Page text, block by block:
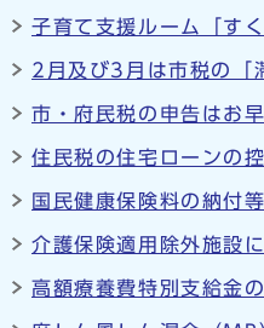
子育て支援ルーム「す
2月及び3月は市税の「
市・府民税の申告はお
住民税の住宅ローンの
国民健康保険料の納付
介護保険適用除外施設
高額療養費特別支給金